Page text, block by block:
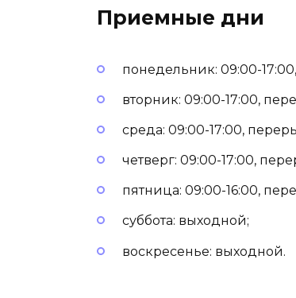
Приемные дни
понедельник: 09:00-
вторник: 09:00-17:00,
среда: 09:00-17:00,
четверг: 09:00-17:00,
пятница: 09:00-16:00,
суббота: выходной;
воскресенье: выходной.